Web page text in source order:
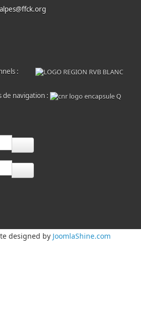
:
de navigation :
designed by JoomlaShine.com